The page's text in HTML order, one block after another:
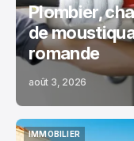
Plombier,
de
romande
août 3, 2026
IMMOBILIER